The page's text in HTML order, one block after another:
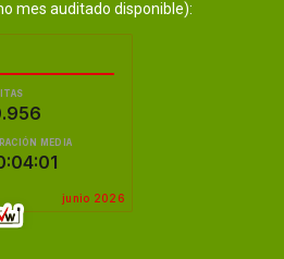
mes auditado disponible):